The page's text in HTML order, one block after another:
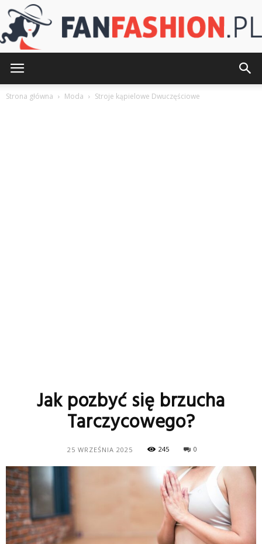
Strona główna Moda Stroje kąpielowe Dwuczęściowe
Jak pozbyć się brzucha
Tarczycowego?
25 WRZEŚNIA 2025 245 0